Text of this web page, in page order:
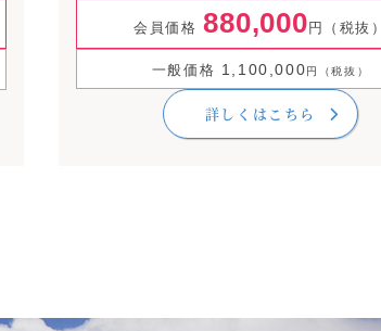
会員価格880,000 円（税抜）
一般価格 1,100,000円（税抜）
詳しくはこちら